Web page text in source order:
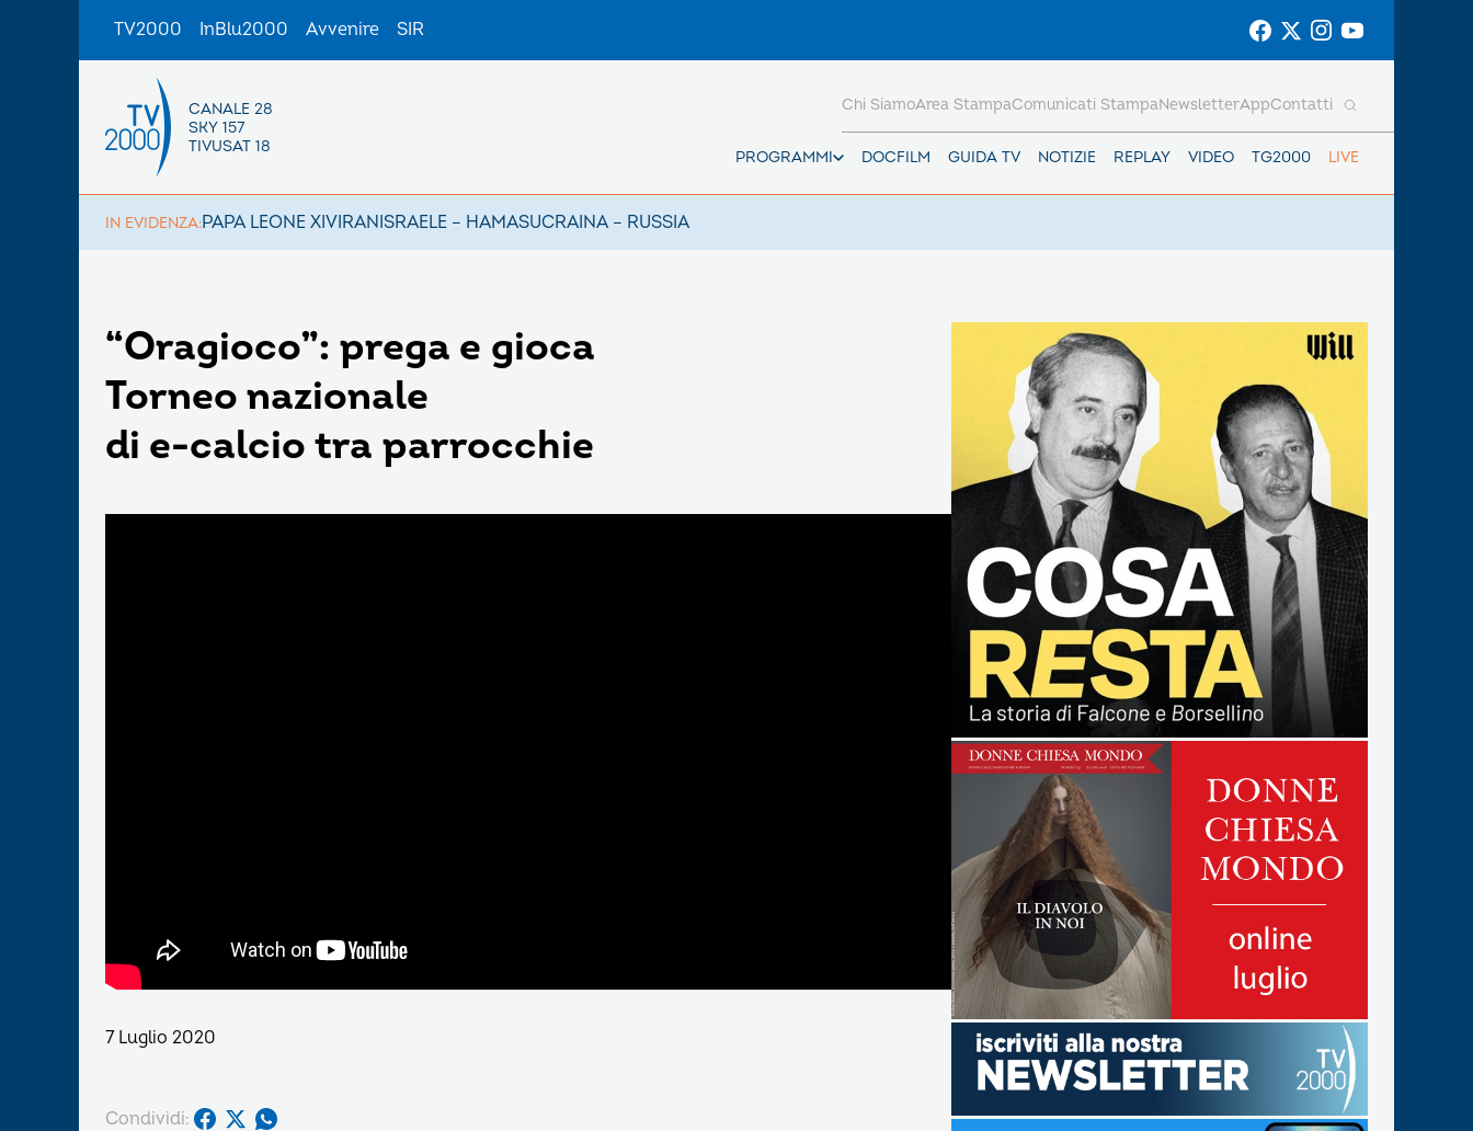
TV2000 InBlu2000 Avvenire SIR
CANALE 28
SKY 157
TIVUSAT 18
PROGRAMMI DOCFILM GUIDA TV NOTIZIE REPLAY VIDEO TG2000 LIVE
Chi SiamoArea StampaComunicati StampaNewsletterAppContatti
IN EVIDENZA:PAPA LEONE XIVIRANISRAELE – HAMASUCRAINA – RUSSIA
“Oragioco”: prega e gioca
Torneo nazionale
di e-calcio tra parrocchie
7 Luglio 2020
Condividi: